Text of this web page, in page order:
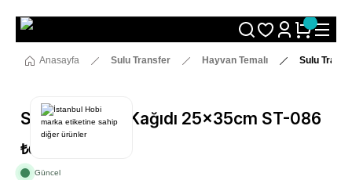
Size Özel "HG10" Koduyla Sepette Hemen %10 İndirimi Kaçırma
Anasayfa Sulu Transfer Hayvan Temalı Sulu
Sulu Transfer Kağıdı 25x35cm ST-086
₺69
Güncel